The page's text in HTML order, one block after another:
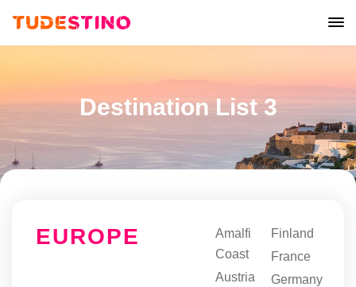
Destination List 3
EUROPE
Amalfi
Coast
Austria
Finland
France
Germany